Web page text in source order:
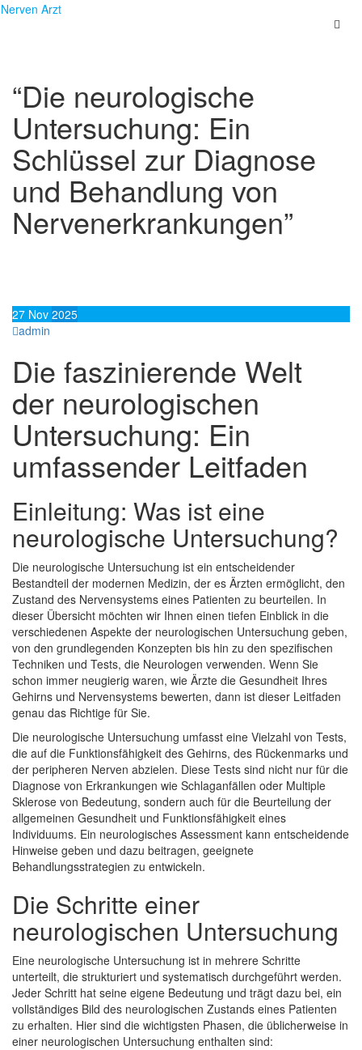
Skip
Nerven Arzt
“Die neurologische
Untersuchung: Ein
Schlüssel zur Diagnose
und Behandlung von
Nervenerkrankungen”
27 Nov 2025
admin
Die faszinierende Welt
der neurologischen
Untersuchung: Ein
umfassender Leitfaden
Einleitung: Was ist eine
neurologische Untersuchung?
Die neurologische Untersuchung ist ein entscheidender
Bestandteil der modernen Medizin, der es Ärzten ermöglicht, den
Zustand des Nervensystems eines Patienten zu beurteilen. In
dieser Übersicht möchten wir Ihnen einen tiefen Einblick in die
verschiedenen Aspekte der neurologischen Untersuchung geben,
von den grundlegenden Konzepten bis hin zu den spezifischen
Techniken und Tests, die Neurologen verwenden. Wenn Sie
schon immer neugierig waren, wie Ärzte die Gesundheit Ihres
Gehirns und Nervensystems bewerten, dann ist dieser Leitfaden
genau das Richtige für Sie.
Die neurologische Untersuchung umfasst eine Vielzahl von Tests,
die auf die Funktionsfähigkeit des Gehirns, des Rückenmarks und
der peripheren Nerven abzielen. Diese Tests sind nicht nur für die
Diagnose von Erkrankungen wie Schlaganfällen oder Multiple
Sklerose von Bedeutung, sondern auch für die Beurteilung der
allgemeinen Gesundheit und Funktionsfähigkeit eines
Individuums. Ein neurologisches Assessment kann entscheidende
Hinweise geben und dazu beitragen, geeignete
Behandlungsstrategien zu entwickeln.
Die Schritte einer
neurologischen Untersuchung
Eine neurologische Untersuchung ist in mehrere Schritte
unterteilt, die strukturiert und systematisch durchgeführt werden.
Jeder Schritt hat seine eigene Bedeutung und trägt dazu bei, ein
vollständiges Bild des neurologischen Zustands eines Patienten
zu erhalten. Hier sind die wichtigsten Phasen, die üblicherweise in
einer neurologischen Untersuchung enthalten sind: